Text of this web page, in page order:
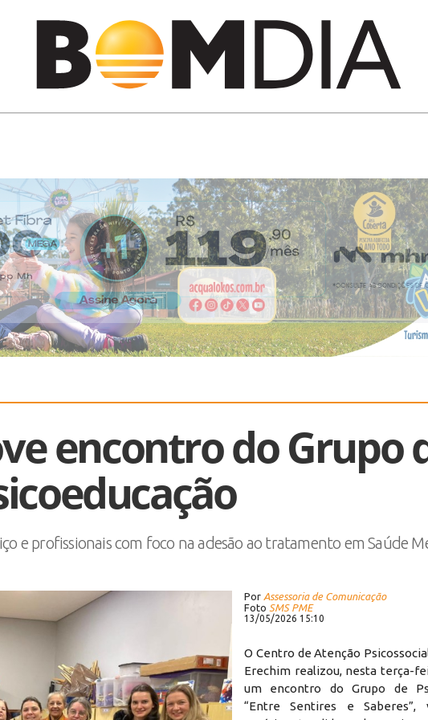
encontro do Grupo
e profissionais com foco na adesão ao tratamento em Saúde
Por Assessoria de Comunicação
Foto SMS PME
13/05/2026 15:10
O Centro de Atenção
Erechim realizou, nesta terça-
um encontro do Grupo de
“Entre Sentires e Saberes”,